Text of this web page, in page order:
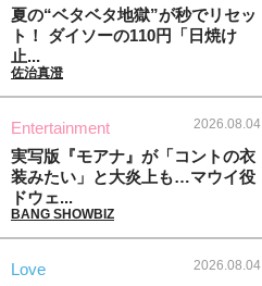
夏の“ベタベタ地獄”が秒でリセッ
ト！ ダイソーの110円「日焼け
止...
佐治真澄
Entertainment 2026.08.04
実写版『モアナ』が「コントの衣
装みたい」と大炎上も…マウイ役
ドウェ...
BANG SHOWBIZ
Love 2026.08.04